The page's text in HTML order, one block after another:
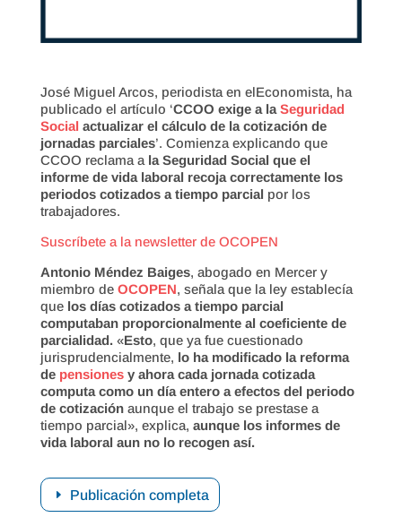
José Miguel Arcos, periodista en elEconomista, ha
publicado el artículo ‘CCOO exige a la Seguridad
Social actualizar el cálculo de la cotización de
jornadas parciales’. Comienza explicando que
CCOO reclama a la Seguridad Social que el
informe de vida laboral recoja correctamente los
periodos cotizados a tiempo parcial por los
trabajadores.
Suscríbete a la newsletter de OCOPEN
Antonio Méndez Baiges, abogado en Mercer y
miembro de OCOPEN, señala que la ley establecía
quelos días cotizados a tiempo parcial
computaban proporcionalmente al coeficiente de
parcialidad.«Esto, que ya fue cuestionado
jurisprudencialmente, lo ha modificado la reforma
de pensionesy ahora cada jornada cotizada
computa como un día entero a efectos del periodo
de cotizaciónaunque el trabajo se prestase a
tiempo parcial», explica, aunque los informes de
vida laboral aun no lo recogen así.
Publicación completa